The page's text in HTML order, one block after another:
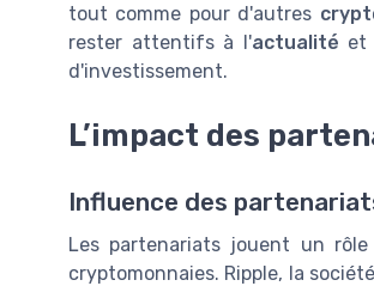
tout comme pour d'autres
rester attentifs à l'actualité et
d'investissement.
L’impact des
Influence des
Les partenariats jouent un
cryptomonnaies. Ripple, la